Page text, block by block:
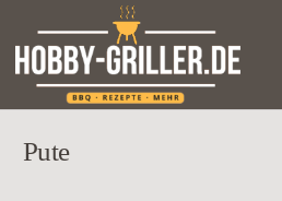
Pute